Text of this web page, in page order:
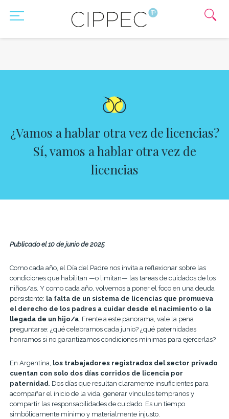
¿Vamos a hablar otra vez de licencias?
Sí, vamos a hablar otra vez de
licencias
Publicado el 10 de junio de 2025
Como cada año, el Día del Padre nos invita a reflexionar sobre las
condiciones que habilitan —o limitan— las tareas de cuidados de los
niños/as. Y como cada año, volvemos a poner el foco en una deuda
persistente: la falta de un sistema de licencias que promueva
el derecho de los padres a cuidar desde el nacimiento o la
llegada de un hijo/a. Frente a este panorama, vale la pena
preguntarse: ¿qué celebramos cada junio? ¿qué paternidades
honramos si no garantizamos condiciones mínimas para ejercerlas?
En Argentina, los trabajadores registrados del sector privado
cuentan con solo dos días corridos de licencia por
paternidad. Dos días que resultan claramente insuficientes para
acompañar el inicio de la vida, generar vínculos tempranos y
compartir las responsabilidades de cuidado. Es un tiempo
simbólicamente mínimo y materialmente injusto.